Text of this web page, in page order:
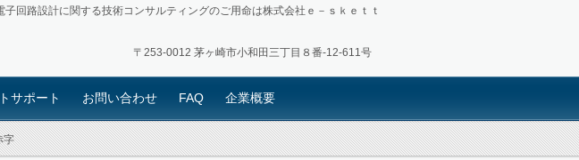
子回路設計に関する技術コンサルティングのご用命は株式会社ｅ－ｓｋｅｔｔ
〒253-0012 茅ヶ崎市小和田三丁目８番-12-611号
サポート お問い合わせ FAQ 企業概要
字